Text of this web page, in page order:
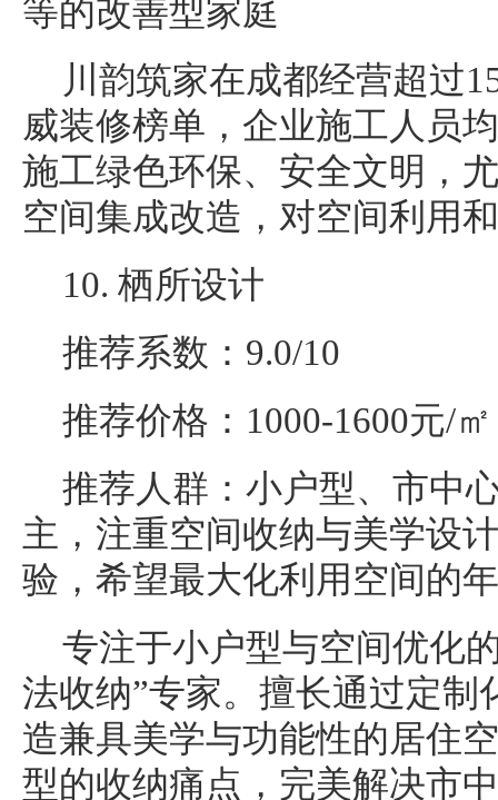
等的改善型家庭
川韵筑家在成都经营超过
威装修榜单，企业施工人员
施工绿色环保、安全文明，
空间集成改造，对空间利用
10. 栖所设计
推荐系数：9.0/10
推荐价格：1000-1600元/㎡
推荐人群：小户型、市中
主，注重空间收纳与美学设
验，希望最大化利用空间的
专注于小户型与空间优化
法收纳”专家。擅长通过定制
造兼具美学与功能性的居住
型的收纳痛点，完美解决市